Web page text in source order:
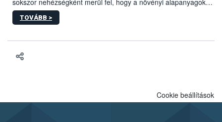
kockázatértékeléséhez szükséges adatbázisokról
és kivonatok, melyek jelenleg uniós szinten nem szabályozottak,
milyen tisztasági, minőségi és biztonsági paramétereknek
minden adatot összevetve dönteni arról, hogy egy alapanyagot
folyamatban szeretnénk segítséget nyújtani a vállalkozásnak az
TOVÁBB >
Cookie beállítások